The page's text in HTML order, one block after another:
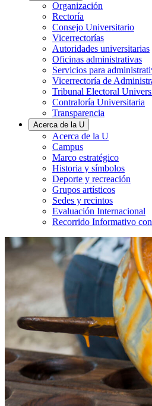
Organización
Rectoría
Consejo Universitario
Vicerrectorías
Autoridades universitarias
Oficinas administrativas
Servicios para
Vicerrectoría de
Tribunal Electoral
Contraloría Universitaria
Transparencia
Acerca de la U
Acerca de la U
Campus
Marco estratégico
Historia y símbolos
Deporte y recreación
Grupos artísticos
Sedes y recintos
Evaluación Internacional
Recorrido Informativo